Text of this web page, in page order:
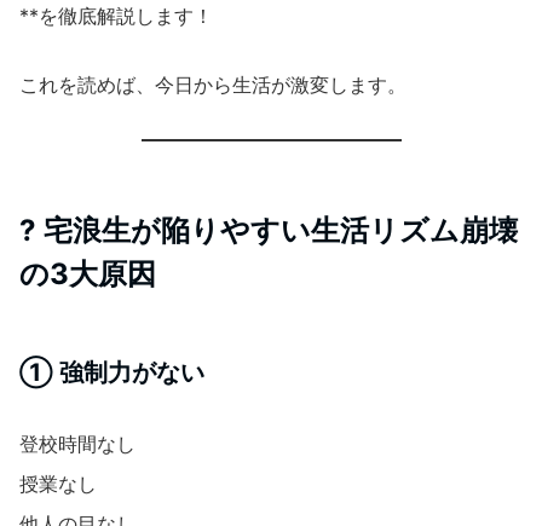
**を徹底解説します！
これを読めば、今日から生活が激変します。
? 宅浪生が陥りやすい生活リズム崩壊
の3大原因
① 強制力がない
登校時間なし
授業なし